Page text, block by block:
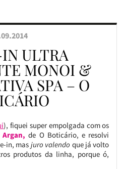
ULTRA
MONOI &
SPA – O
), fiquei super empolgada com os
de O Boticário, e resolvi
in, mas juro valendo que já volto
produtos da linha, porque ó,